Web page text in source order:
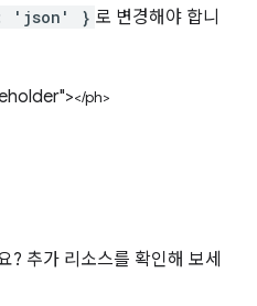
'json' } 로 변경해야 합니
</ph>
? 추가 리소스를 확인해 보세